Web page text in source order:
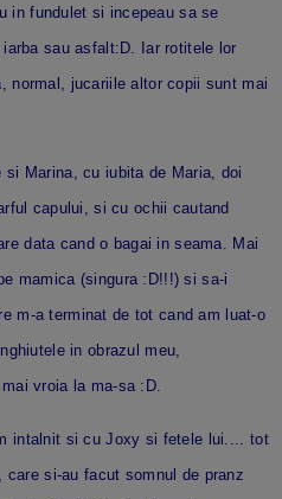
in fundulet si incepeau sa se
sau asfalt:D. Iar rotitele lor
normal, jucariile altor copii sunt mai
Marina, cu iubita de Maria, doi
capului, si cu ochii cautand
data cand o bagai in seama. Mai
mamica (singura :D!!!) si sa-i
m-a terminat de tot cand am luat-o
in obrazul meu,
vroia la ma-sa :D.
intalnit si cu Joxy si fetele lui.... tot
si-au facut somnul de pranz